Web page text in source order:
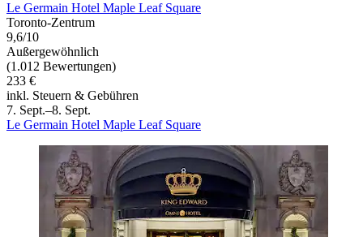
Le Germain Hotel Maple Leaf Square
Toronto-Zentrum
9,6/10
Außergewöhnlich
(1.012 Bewertungen)
233 €
inkl. Steuern & Gebühren
7. Sept.–8. Sept.
Le Germain Hotel Maple Leaf Square